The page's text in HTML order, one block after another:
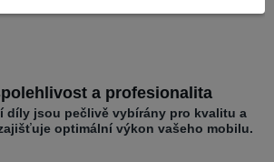
a profesionalita
díly jsou pečlivě vybírány pro kvalitu a
optimální výkon vašeho mobilu.